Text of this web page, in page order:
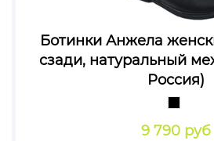
Ботинки Анжела
сзади, натуральный
Россия)
9 790 руб